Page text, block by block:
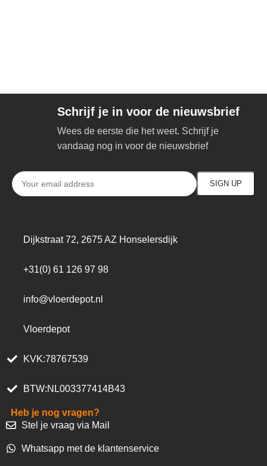
Schrijf je in voor de nieuwsbrief
Wees de eerste die het weet. Schrijf je
vandaag nog in voor de nieuwsbrief
Dijkstraat 72, 2675 AZ Honselersdijk
+31(0) 61 126 97 98
info@vloerdepot.nl
Vloerdepot
KVK:78767539
BTW:NL003377414B43
Heb je nog vragen?
Stel je vraag via Mail
Whatsapp met de klantenservice